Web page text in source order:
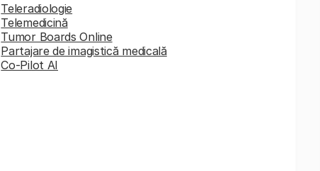
Teleradiologie
Telemedicină
Tumor Boards Online
Partajare de imagistică medicală
Co-Pilot AI